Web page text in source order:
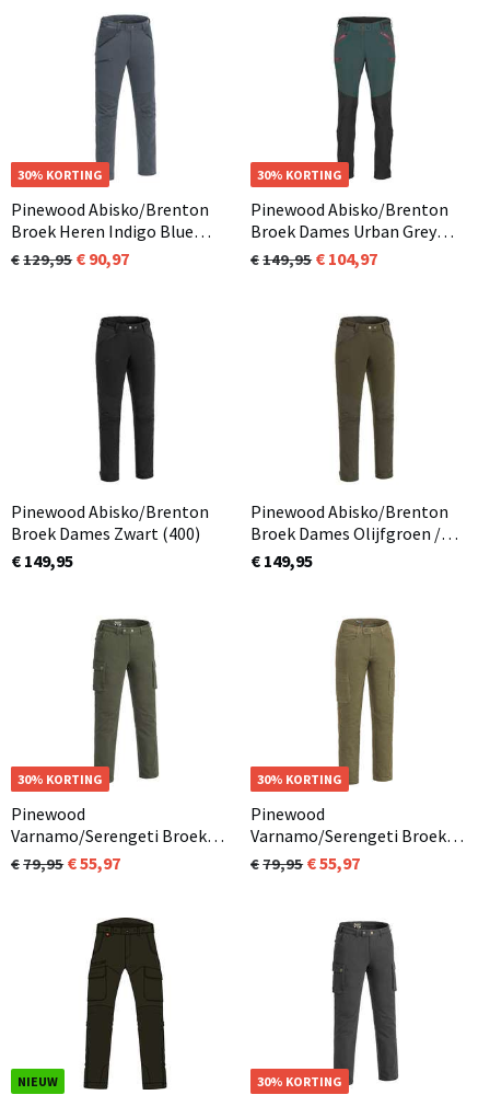
OP=OP
30% KORTING
Pinewood Abisko/Brenton
Broek Heren Indigo Blue
(319)
129,95 90,97
30% KORTING
Pinewood Abisko/Brenton
Broek Dames Urban Grey
(461)
149,95 104,97
Pinewood Abisko/Brenton
Broek Dames Zwart (400)
€ 149,95
Pinewood Abisko/Brenton
Broek Dames Olijfgroen /
Bruin (186) Ook in
Lengtematen (extra kort en
€ 149,95
OP=OP
30% KORTING
Pinewood
Varnamo/Serengeti Broek
Heren Mosgroen (135)
79,95 55,97
OP=OP
30% KORTING
Pinewood
Varnamo/Serengeti Broek
Dames Olijfgroen (713)
79,95 55,97
NIEUW OP=OP
30% KORTING